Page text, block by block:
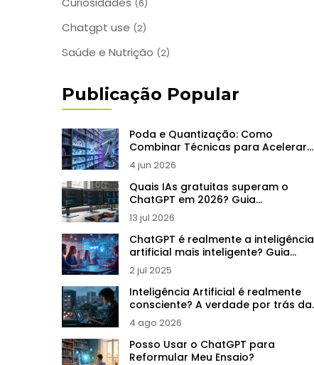
(6)
Chatgpt use (2)
Saúde e Nutrição (2)
Publicação Popular
Poda e Quantização: Como
Combinar Técnicas para Acelerar
LLMs em 2026
4 jun 2026
Quais IAs gratuitas superam o
ChatGPT em 2026? Guia
Comparativo
13 jul 2026
ChatGPT é realmente a inteligência
artificial mais inteligente? Guia
completo 2025
2 jul 2025
Inteligência Artificial é realmente
consciente? A verdade por trás da
ilusão
4 ago 2026
Posso Usar o ChatGPT para
Reformular Meu Ensaio?